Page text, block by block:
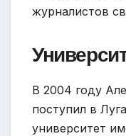
журналистов
В 2004 году
поступил в
университет